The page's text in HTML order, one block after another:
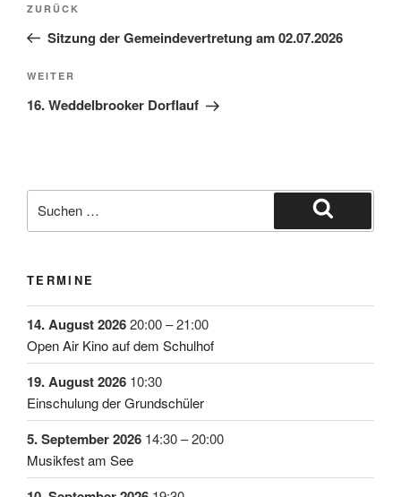
ZURÜCK
Sitzung der Gemeindevertretung am 02.07.2026
WEITER
16. Weddelbrooker Dorflauf
TERMINE
14. August 202620:00–21:00
Open Air Kino auf dem Schulhof
19. August 2026 10:30
Einschulung der Grundschüler
5. September 2026 14:30–20:00
Musikfest am See